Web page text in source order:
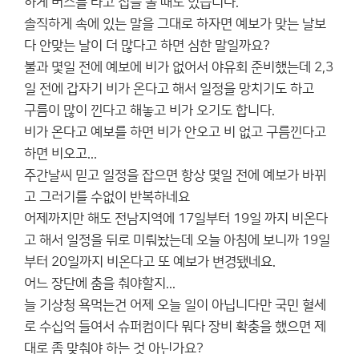
솔직하게 속에 있는 말을 그대로 하자면 예보가 맞는 날보
다 안맞는 날이 더 많다고 하면 심한 말일까요?
불과 몇일 전에 예보에 비가 없어서 야유회 준비했는데 2,3
일 전에 갑자기 비가 온다고 해서 일정을 망치기도 하고
구름이 많이 낀다고 해놓고 비가 오기도 합니다.
비가 온다고 예보를 하면 비가 안오고 비 없고 구름낀다고
하면 비오고...
주간날씨 믿고 일정을 잡으면 항상 몇일 전에 예보가 바뀌
고 그러기를 수없이 반복하네요
어제까지만 해도 전남지역에 17일부터 19일 까지 비온다
고 해서 일정을 뒤로 미뤄놨는데 오늘 아침에 보니까 19일
부터 20일까지 비온다고 또 예보가 변경됐네요.
어느 장단에 춤을 춰야할지...
늘 기상청 욕먹는건 어제 오늘 일이 아닙니다만 국민 혈세
로 수십억 들여서 슈퍼컴이다 뭐다 장비 확충을 했으면 제
대로 좀 맞춰야 하는 것 아닌가요?